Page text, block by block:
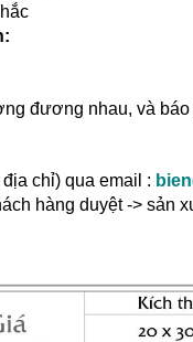
đương nhau, và
chỉ) qua email :
hàng duyệt -> sản